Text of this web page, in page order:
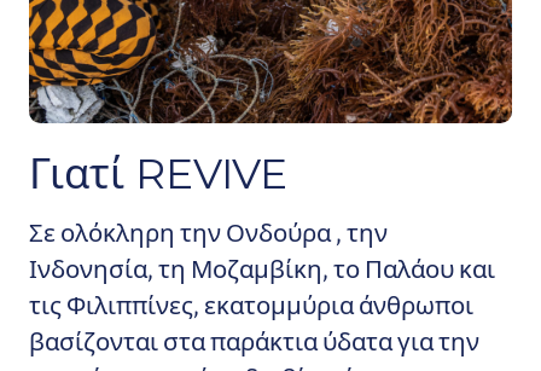
Γιατί REVIVE
Σε ολόκληρη την Ονδούρα , την
Ινδονησία, τη Μοζαμβίκη, το Παλάου και
τις Φιλιππίνες, εκατομμύρια άνθρωποι
βασίζονται στα παράκτια ύδατα για την